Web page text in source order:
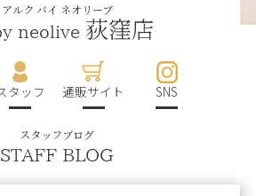
アルク バイ ネオリーブ
neolive 荻窪店
タッフ 通販サイト SNS
スタッフブログ
STAFF BLOG